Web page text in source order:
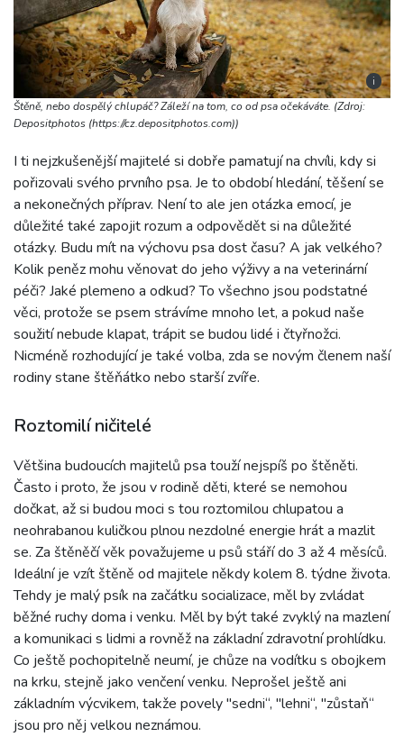
i
Štěně, nebo dospělý chlupáč? Záleží na tom, co od psa očekáváte. (Zdroj:
Depositphotos (https://cz.depositphotos.com))
I ti nejzkušenější majitelé si dobře pamatují na chvíli, kdy si
pořizovali svého prvního psa. Je to období hledání, těšení se
a nekonečných příprav. Není to ale jen otázka emocí, je
důležité také zapojit rozum a odpovědět si na důležité
otázky. Budu mít na výchovu psa dost času? A jak velkého?
Kolik peněz mohu věnovat do jeho výživy a na veterinární
péči? Jaké plemeno a odkud? To všechno jsou podstatné
věci, protože se psem strávíme mnoho let, a pokud naše
soužití nebude klapat, trápit se budou lidé i čtyřnožci.
Nicméně rozhodující je také volba, zda se novým členem naší
rodiny stane štěňátko nebo starší zvíře.
Roztomilí ničitelé
Většina budoucích majitelů psa touží nejspíš po štěněti.
Často i proto, že jsou v rodině děti, které se nemohou
dočkat, až si budou moci s tou roztomilou chlupatou a
neohrabanou kuličkou plnou nezdolné energie hrát a mazlit
se. Za štěněčí věk považujeme u psů stáří do 3 až 4 měsíců.
Ideální je vzít štěně od majitele někdy kolem 8. týdne života.
Tehdy je malý psík na začátku socializace, měl by zvládat
běžné ruchy doma i venku. Měl by být také zvyklý na mazlení
a komunikaci s lidmi a rovněž na základní zdravotní prohlídku.
Co ještě pochopitelně neumí, je chůze na vodítku s obojkem
na krku, stejně jako venčení venku. Neprošel ještě ani
základním výcvikem, takže povely "sedni“, "lehni“, "zůstaň“
jsou pro něj velkou neznámou.